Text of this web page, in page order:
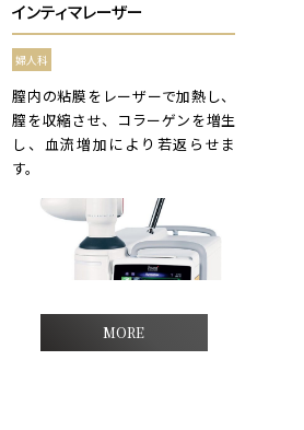
インティマレーザー
婦人科
膣内の粘膜をレーザーで加熱し、
膣を収縮させ、コラーゲンを増生
し、血流増加により若返らせま
す。
MORE